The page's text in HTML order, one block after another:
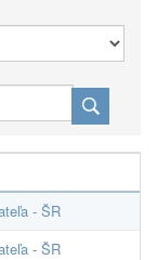
- ŠR
- ŠR